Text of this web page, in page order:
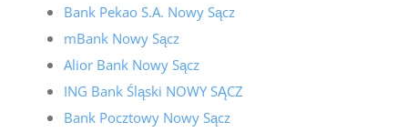
Bank Pekao S.A. Nowy Sącz
mBank Nowy Sącz
Alior Bank Nowy Sącz
ING Bank Śląski NOWY SĄCZ
Bank Pocztowy Nowy Sącz